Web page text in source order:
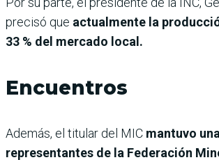
precisó que actualmente la
33 % del mercado local.
Encuentros
Además, el titular del MIC mantuvo
representantes de la Federación